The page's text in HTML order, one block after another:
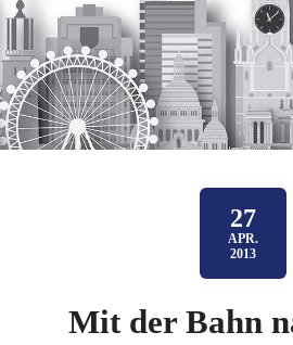
27
APR.
2013
Mit der Bahn